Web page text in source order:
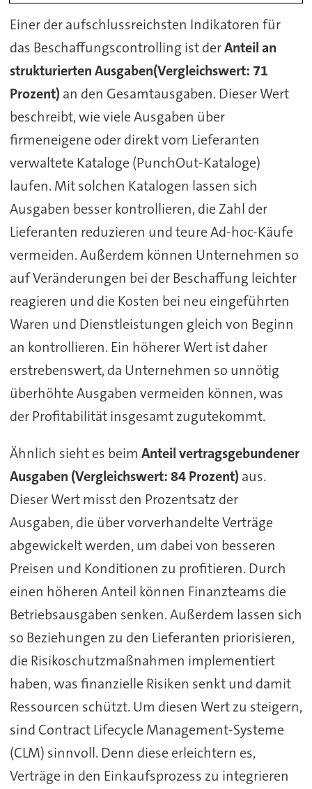
Einer der aufschlussreichsten Indikatoren für
das Beschaffungscontrolling ist derAnteil an
strukturierten Ausgaben(Vergleichswert: 71
Prozent) an den Gesamtausgaben. Dieser Wert
beschreibt, wie viele Ausgaben über
firmeneigene oder direkt vom Lieferanten
verwaltete Kataloge (PunchOut-Kataloge)
laufen. Mit solchen Katalogen lassen sich
Ausgaben besser kontrollieren, die Zahl der
Lieferanten reduzieren und teure Ad-hoc-Käufe
vermeiden. Außerdem können Unternehmen so
auf Veränderungen bei der Beschaffung leichter
reagieren und die Kosten bei neu eingeführten
Waren und Dienstleistungen gleich von Beginn
an kontrollieren. Ein höherer Wert ist daher
erstrebenswert, da Unternehmen so unnötig
überhöhte Ausgaben vermeiden können, was
der Profitabilität insgesamt zugutekommt.
Ähnlich sieht es beim Anteil vertragsgebundener
Ausgaben (Vergleichswert: 84 Prozent) aus.
Dieser Wert misst den Prozentsatz der
Ausgaben, die über vorverhandelte Verträge
abgewickelt werden, um dabei von besseren
Preisen und Konditionen zu profitieren. Durch
einen höheren Anteil können Finanzteams die
Betriebsausgaben senken. Außerdem lassen sich
so Beziehungen zu den Lieferanten priorisieren,
die Risikoschutzmaßnahmen implementiert
haben, was finanzielle Risiken senkt und damit
Ressourcen schützt. Um diesen Wert zu steigern,
sind Contract Lifecycle Management-Systeme
(CLM) sinnvoll. Denn diese erleichtern es,
Verträge in den Einkaufsprozess zu integrieren